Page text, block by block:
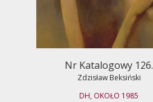
Nr Katalogowy 126.
Zdzisław Beksiński
DH, OKOŁO 1985